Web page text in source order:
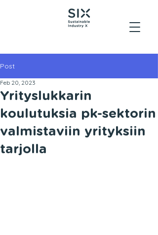
Post
Yrityslukkarin
koulutuksia pk-sektorin
valmistaviin yrityksiin
tarjolla
Feb 20, 2023